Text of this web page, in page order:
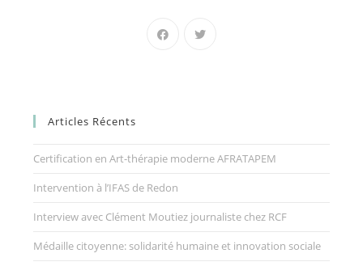
Articles Récents
Certification en Art-thérapie moderne AFRATAPEM
Intervention à l’IFAS de Redon
Interview avec Clément Moutiez journaliste chez RCF
Médaille citoyenne: solidarité humaine et innovation sociale